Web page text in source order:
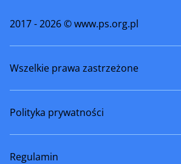
2017 - 2026 © www.ps.org.pl
Wszelkie prawa zastrzeżone
Polityka prywatności
Regulamin